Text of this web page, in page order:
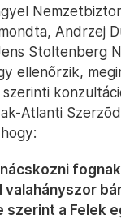
Andrzej
Stoltenberg
ellenőrzik,
Atlanti
fognak
valahányszor
szerint a Felek